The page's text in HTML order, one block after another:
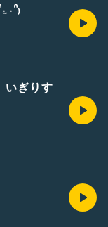
̫.ᐢ₎
いぎりす